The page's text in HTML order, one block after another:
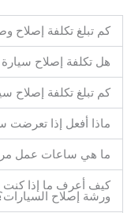
كم تبلغ تكلفة إصلاح
هل تكلفة إصلاح
كم تبلغ تكلفة إصلاح
ماذا أفعل إذا تعرضت
ما هي ساعات عمل
كيف أعرف ما إذا كنت
ورشة إصلاح